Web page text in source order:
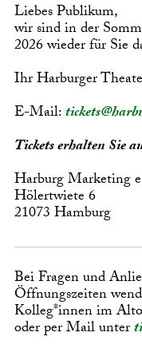
Liebes Publikum,
wir sind in der
2026 wieder für Sie
Ihr Harburger
E-Mail:
Tickets erhalten Sie
Harburg Marketing
Hölertwiete 6
21073 Hamburg
Bei Fragen und
Öffnungszeiten
Kolleg*innen im
oder per Mail unter